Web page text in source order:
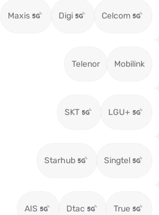
Maxis Digi Celcom
Telenor Mobilink
SKT LGU+
Starhub Singtel
AIS Dtac True